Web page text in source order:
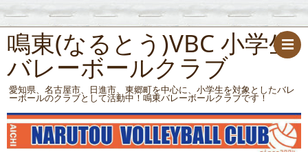
鳴東(なるとう)VBC 小学生
バレーボールクラブ
愛知県、名古屋市、日進市、東郷町を中心に、小学生を対象としたバレ
ーボールのクラブとして活動中！鳴東バレーボールクラブです！